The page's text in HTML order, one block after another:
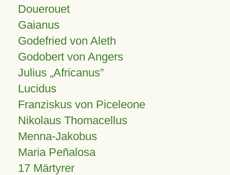
Douerouet
Gaianus
Godefried von Aleth
Godobert von Angers
Julius Africanus
Lucidus
Franziskus von Piceleone
Nikolaus Thomacellus
Menna-Jakobus
Maria Peñalosa
17 Märtyrer